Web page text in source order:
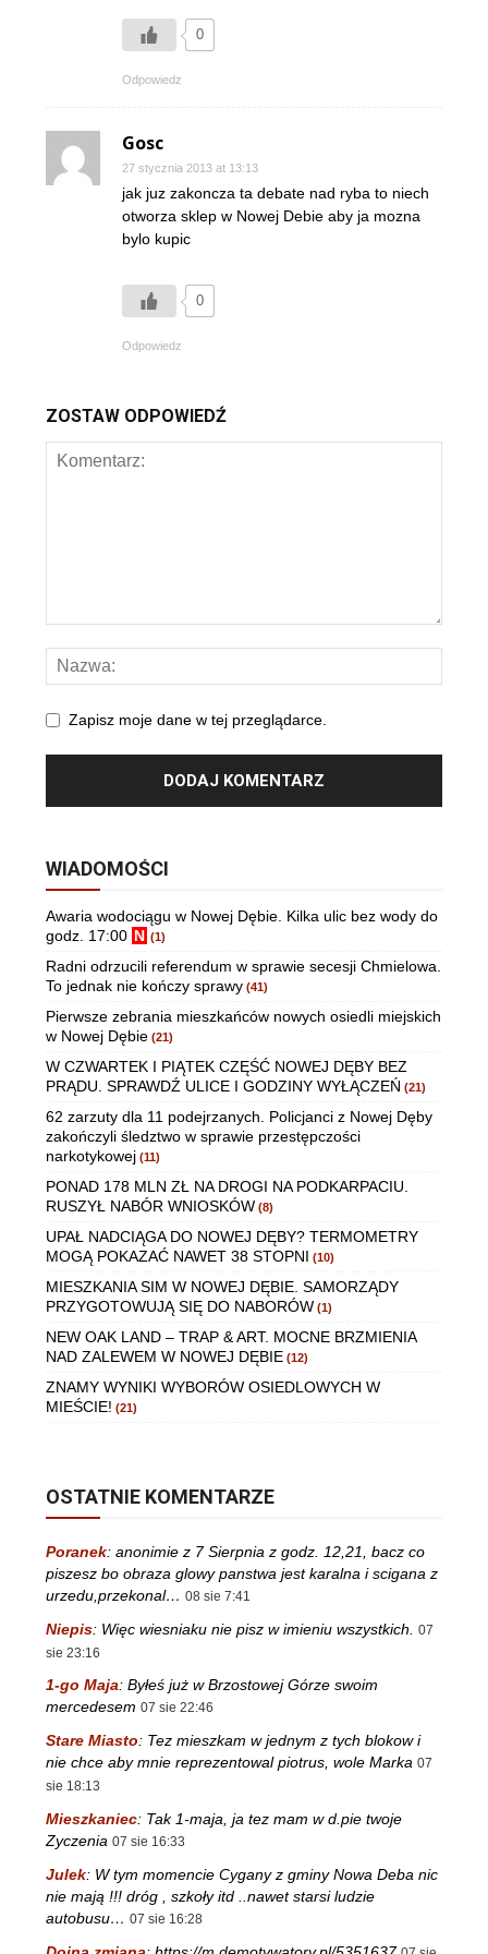
0
Odpowiedz
Gosc
27 stycznia 2013 at 13:13
jak juz zakoncza ta debate nad ryba to niech
otworza sklep w Nowej Debie aby ja mozna
bylo kupic
0
Odpowiedz
ZOSTAW ODPOWIEDŹ
Zapisz moje dane w tej przeglądarce.
WIADOMOŚCI
Awaria wodociągu w Nowej Dębie. Kilka ulic bez wody do
godz. 17:00 N (1)
Radni odrzucili referendum w sprawie secesji Chmielowa.
To jednak nie kończy sprawy (41)
Pierwsze zebrania mieszkańców nowych osiedli miejskich
w Nowej Dębie (21)
W CZWARTEK I PIĄTEK CZĘŚĆ NOWEJ DĘBY BEZ
PRĄDU. SPRAWDŹ ULICE I GODZINY WYŁĄCZEŃ (21)
62 zarzuty dla 11 podejrzanych. Policjanci z Nowej Dęby
zakończyli śledztwo w sprawie przestępczości
narkotykowej (11)
PONAD 178 MLN ZŁ NA DROGI NA PODKARPACIU.
RUSZYŁ NABÓR WNIOSKÓW (8)
UPAŁ NADCIĄGA DO NOWEJ DĘBY? TERMOMETRY
MOGĄ POKAZAĆ NAWET 38 STOPNI (10)
MIESZKANIA SIM W NOWEJ DĘBIE. SAMORZĄDY
PRZYGOTOWUJĄ SIĘ DO NABORÓW (1)
NEW OAK LAND – TRAP & ART. MOCNE BRZMIENIA
NAD ZALEWEM W NOWEJ DĘBIE (12)
ZNAMY WYNIKI WYBORÓW OSIEDLOWYCH W
MIEŚCIE! (21)
OSTATNIE KOMENTARZE
Poranek: anonimie z 7 Sierpnia z godz. 12,21, bacz co
piszesz bo obraza glowy panstwa jest karalna i scigana z
urzedu,przekonal… 08 sie 7:41
Niepis: Więc wiesniaku nie pisz w imieniu wszystkich.
07
sie 23:16
1-go Maja: Byłeś już w Brzostowej Górze swoim
mercedesem 07 sie 22:46
Stare Miasto: Tez mieszkam w jednym z tych blokow i
nie chce aby mnie reprezentowal piotrus, wole Marka 07
sie 18:13
Mieszkaniec: Tak 1-maja, ja tez mam w d.pie twoje
Zyczenia 07 sie 16:33
Julek: W tym momencie Cygany z gminy Nowa Deba nic
nie mają !!! dróg , szkoły itd ..nawet starsi ludzie
autobusu… 07 sie 16:28